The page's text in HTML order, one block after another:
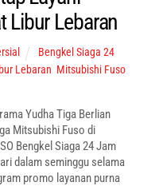
Libur Lebaran
Bengkel Siaga 24
Lebaran Mitsubishi Fuso
Yudha Tiga Berlian
Mitsubishi Fuso di
Bengkel Siaga 24 Jam
dalam seminggu selama
promo layanan purna